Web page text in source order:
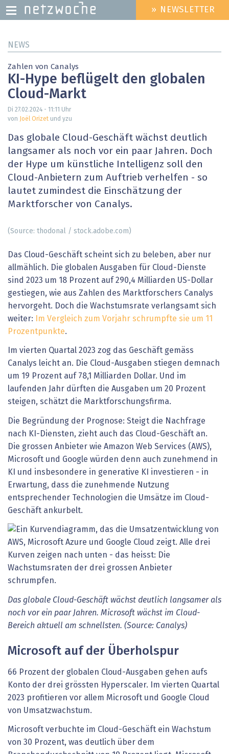
zum
HEADER
MENU
» NEWSLETTER
NEWS
Zahlen von Canalys
KI-Hype beflügelt den globalen
Cloud-Markt
Di 27.02.2024 - 11:11 Uhr
von
Joël Orizet und yzu
Das globale Cloud-Geschäft wächst deutlich
langsamer als noch vor ein paar Jahren. Doch
der Hype um künstliche Intelligenz soll den
Cloud-Anbietern zum Auftrieb verhelfen - so
lautet zumindest die Einschätzung der
Marktforscher von Canalys.
(Source: thodonal / stock.adobe.com)
Das Cloud-Geschäft scheint sich zu beleben, aber nur
allmählich. Die globalen Ausgaben für Cloud-Dienste
sind 2023 um 18 Prozent auf 290,4 Milliarden US-Dollar
gestiegen, wie aus Zahlen des Marktforschers Canalys
hervorgeht. Doch die Wachstumsrate verlangsamt sich
weiter:
Im Vergleich zum Vorjahr schrumpfte sie um 11
Prozentpunkte.
Im vierten Quartal 2023 zog das Geschäft gemäss
Canalys leicht an. Die Cloud-Ausgaben stiegen demnach
um 19 Prozent auf 78,1 Milliarden Dollar. Und im
laufenden Jahr dürften die Ausgaben um 20 Prozent
steigen, schätzt die Marktforschungsfirma.
Die Begründung der Prognose: Steigt die Nachfrage
nach KI-Diensten, zieht auch das Cloud-Geschäft an.
Die grossen Anbieter wie Amazon Web Services (AWS),
Microsoft und Google würden denn auch zunehmend in
KI und insbesondere in generative KI investieren - in
Erwartung, dass die zunehmende Nutzung
entsprechender Technologien die Umsätze im Cloud-
Geschäft ankurbelt.
Das globale Cloud-Geschäft wächst deutlich langsamer als
noch vor ein paar Jahren. Microsoft wächst im Cloud-
Bereich aktuell am schnellsten. (Source: Canalys)
Microsoft auf der Überholspur
66 Prozent der globalen Cloud-Ausgaben gehen aufs
Konto der drei grössten Hyperscaler. Im vierten Quartal
2023 profitieren vor allem Microsoft und Google Cloud
von Umsatzwachstum.
Microsoft verbuchte im Cloud-Geschäft ein Wachstum
von 30 Prozent, was deutlich über dem